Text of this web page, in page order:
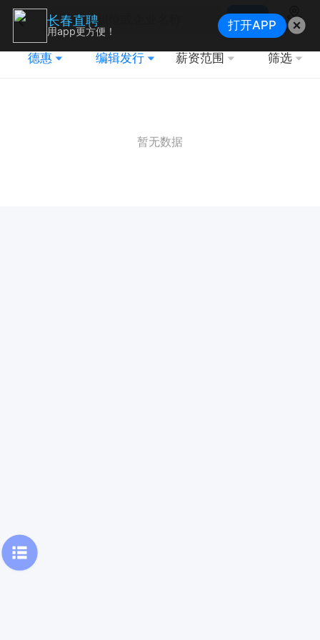
搜索
地图
德惠 编辑发行 薪资范围 筛选
暂无数据
长春直聘
用app更方便！ 打开APP